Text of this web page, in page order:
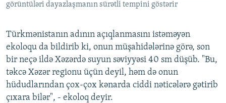
görüntüləri dayazlaşmanın sürətli tempini göstərir
Türkmənistanın adının açıqlanmasını istəməyən
ekoloqu da bildirib ki, onun müşahidələrinə görə, son
bir neçə ildə Xəzərdə suyun səviyyəsi 40 sm düşüb. "Bu,
təkcə Xəzər regionu üçün deyil, həm də onun
hüdudlarından çox-çox kənarda ciddi nəticələrə gətirib
çıxara bilər", - ekoloq deyir.